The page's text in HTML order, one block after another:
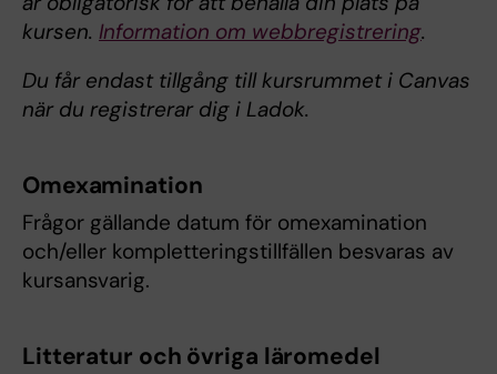
kursen. Information om webbregistrering.
Du får endast tillgång till kursrummet i Canvas
när du registrerar dig i Ladok.
Omexamination
Frågor gällande datum för omexamination
och/eller kompletteringstillfällen besvaras av
kursansvarig.
Litteratur och övriga läromedel